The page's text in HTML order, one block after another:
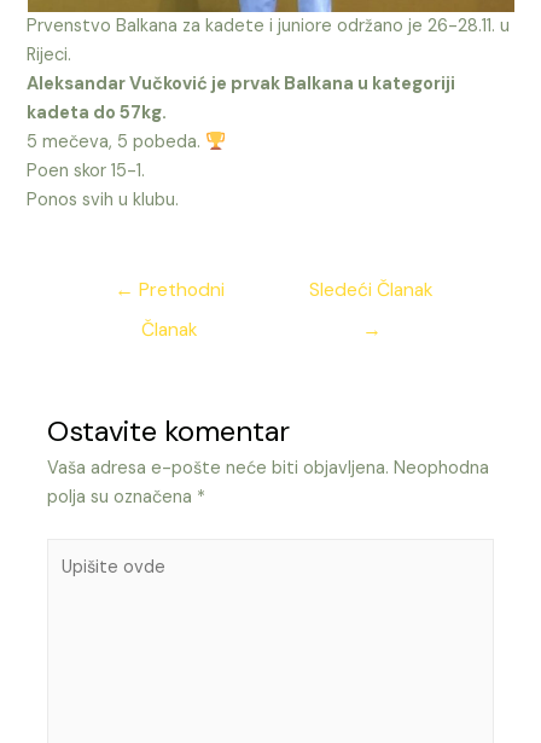
Prvenstvo Balkana za kadete i juniore održano je 26-28.11. u
Rijeci.
Aleksandar Vučković je prvak Balkana u kategoriji
kadeta do 57kg.
5 mečeva, 5 pobeda.
Poen skor 15-1.
Ponos svih u klubu.
← Prethodni
Članak
Sledeći Članak
→
Ostavite komentar
Vaša adresa e-pošte neće biti objavljena. Neophodna
polja su označena *
ovde